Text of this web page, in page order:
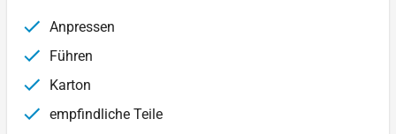
Anpressen
Führen
Karton
empfindliche Teile